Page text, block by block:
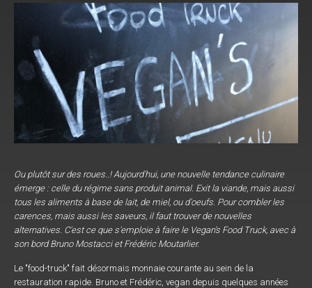
Ou plutôt sur des roues..! Aujourd'hui, une nouvelle tendance culinaire
émerge : celle du régime sans produit animal. Exit la viande, mais aussi
tous les aliments à base de lait, de miel, ou d'oeufs. Pour combler les
carences, mais aussi les saveurs, il faut trouver de nouvelles
alternatives. C'est ce que s'emploie à faire le Vegan's Food Truck, avec à
son bord Bruno Mostacci et Frédéric Moutarlier.
Le "food-truck" fait désormais monnaie courante au sein de la
restauration rapide. Bruno et Frédéric, vegan depuis quelques années